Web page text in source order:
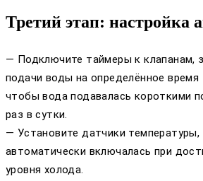
Третий этап: настройка
— Подключите таймеры к клапанам,
подачи воды на определённое время
чтобы вода подавалась короткими
раз в сутки.
— Установите датчики
автоматически включалась при
уровня холода.